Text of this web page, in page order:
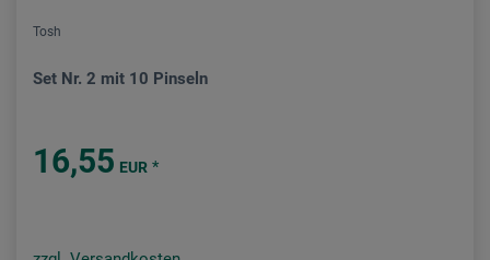
Tosh
Set Nr. 2 mit 10 Pinseln
16,55 EUR *